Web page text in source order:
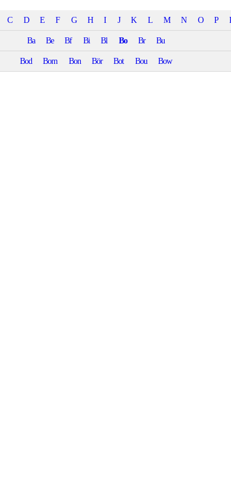
C D E F G H I J K L M N O P
Ba Be Bf Bi Bl Bo Br Bu
Bod Bom Bon Bör Bot Bou Bow